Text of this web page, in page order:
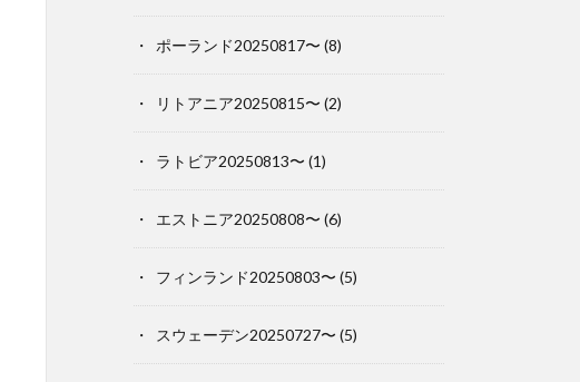
ポーランド20250817〜 (8)
リトアニア20250815〜 (2)
ラトビア20250813〜 (1)
エストニア20250808〜 (6)
フィンランド20250803〜 (5)
スウェーデン20250727〜 (5)